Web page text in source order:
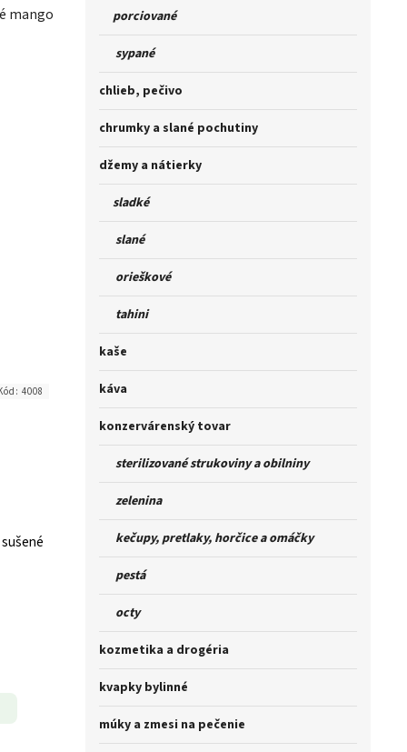
porciované
sypané
chlieb, pečivo
chrumky a slané pochutiny
džemy a nátierky
sladké
slané
orieškové
tahini
kaše
káva
konzervárenský tovar
sterilizované strukoviny a obilniny
zelenina
kečupy, pretlaky, horčice a omáčky
pestá
octy
kozmetika a drogéria
kvapky bylinné
múky a zmesi na pečenie
mango
4008